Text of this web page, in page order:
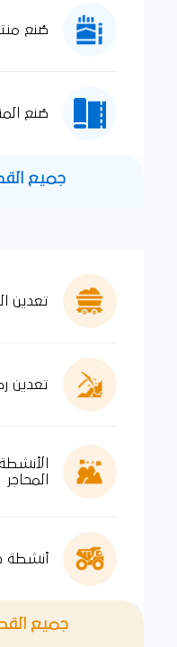
صُنع
صُنع
جميع
تعدين
تعدين
المحاجر
أنشطة
جميع